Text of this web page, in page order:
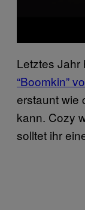
Letztes Jahr
“Boomkin”
erstaunt wie
kann. Cozy
solltet ihr